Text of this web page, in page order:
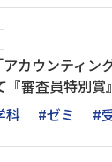
カウンティン
『審査員特別賞
科 #ゼミ #